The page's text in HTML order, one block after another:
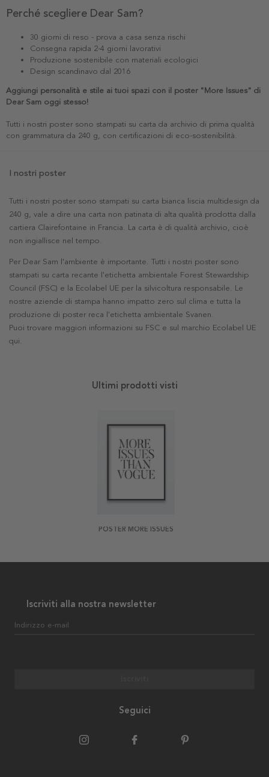
Perché scegliere Dear Sam?
30 giorni di reso - prova a casa senza rischi
Consegna rapida 2-4 giorni lavorativi
Produzione sostenibile con materiali ecologici
Design scandinavo dal 2016
Aggiungi personalità e stile ai tuoi spazi con il poster "More Issues" di
Dear Sam oggi stesso!
Tutti i nostri poster sono stampati su carta da archivio di prima qualità
con grammatura da 240 g, con certificazioni di eco-sostenibilità.
I nostri poster
Tutti i nostri poster sono stampati su carta bianca liscia multidesign da
240 g, vale a dire una carta non patinata di alta qualità prodotta dalla
cartiera Clairefontaine in Francia. La carta è di qualità archivio, cioè
non ingiallisce nel tempo.
Per Dear Sam l'ambiente è importante. Tutti i nostri poster sono
stampati su carta recante l'etichetta ambientale Forest Stewardship
Council (FSC) e la Ecolabel UE per la silvicoltura responsabile. Le
nostre aziende di stampa hanno impatto zero sul clima e tutta la
produzione di poster reca l'etichetta ambientale Svanen.
Puoi trovare maggiori informazioni su FSC e sul marchio Ecolabel UE
qui.
Ultimi prodotti visti
POSTER MORE ISSUES
Iscriviti alla nostra newsletter
Indirizzo e-mail
Seguici